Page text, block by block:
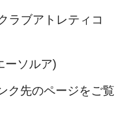
ラブアトレティコ
ーソルア)
ク先のページをご覧